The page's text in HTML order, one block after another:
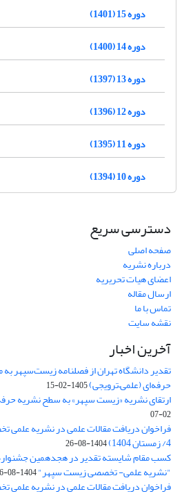
دوره 15 (1401)
دوره 14 (1400)
دوره 13 (1397)
دوره 12 (1396)
دوره 11 (1395)
دوره 10 (1394)
دسترسی سریع
صفحه اصلی
درباره نشریه
اعضای هیات تحریریه
ارسال مقاله
تماس با ما
نقشه سایت
آخرین اخبار
تقدیر دانشگاه تهران از فصلنامه زیست‌سپهر
حرفه‌ای (علمی–ترویجی)1405-02-15
ارتقای نشریه «زیست‌ سپهر» به سطح نشریه
02-07
فراخوان دریافت مقالات علمی در نشریه
4/ زمستان 1404) 1404-08-26
کسب مقام شایسته تقدیر در هجدهمین
"نشریه علمی- تخصصی زیست سپهر"1404-08-16
فراخوان دریافت مقالات علمی در نشریه